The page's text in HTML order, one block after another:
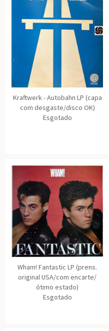
Kraftwerk - Autobahn LP (capa
com desgaste/disco OK)
Esgotado
Wham! Fantastic LP (prens.
original USA/com encarte/
ótimo estado)
Esgotado